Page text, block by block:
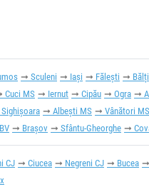
Sculeni Iași Fălești Bălți
Cuci MS Iernut Cipău Ogra
Sighișoara Albești MS Vânători MS
Brașov Sfântu-Gheorghe
CJ Ciucea Negreni CJ Bucea